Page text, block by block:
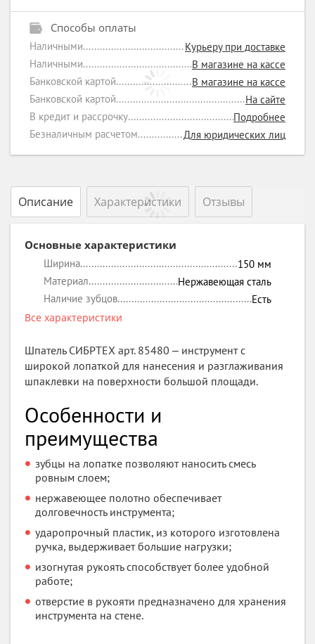
Способы оплаты
Наличными
Курьеру при доставке
Наличными
В магазине на кассе
Банковской картой
В магазине на кассе
Банковской картой
На сайте
В кредит и рассрочку
Подробнее
Безналичным расчетом
Для юридических лиц
Описание Характеристики Отзывы
Основные характеристики
Ширина 150 мм
Материал
Нержавеющая сталь
Наличие зубцов
Есть
Все характеристики
Шпатель СИБРТЕХ арт. 85480 ‒ инструмент с
широкой лопаткой для нанесения и разглаживания
шпаклевки на поверхности большой площади.
Особенности и
преимущества
зубцы на лопатке позволяют наносить смесь
ровным слоем;
нержавеющее полотно обеспечивает
долговечность инструмента;
ударопрочный пластик, из которого изготовлена
ручка, выдерживает большие нагрузки;
изогнутая рукоять способствует более удобной
работе;
отверстие в рукояти предназначено для хранения
инструмента на стене.